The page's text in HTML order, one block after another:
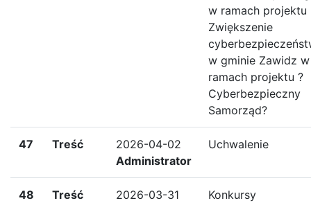
w ramach projektu
Zwiększenie
w gminie Zawidz w
ramach projektu ?
Cyberbezpieczny
Samorząd?
47 Treść
2026-04-02
Administrator
Uchwalenie
48 Treść
2026-03-31
Konkursy